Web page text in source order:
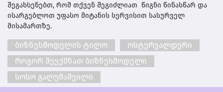
შეგახსენებთ, რომ თქვენ შეგიძლიათ წიგნი წინასწარ და
ისარგებლოთ უფასო მიტანის სერვისით სასურველ
მისამართზე.
ბიზნესმოდელის ტილო
ოსტერვალდერი
როგორ შევქმნათ ბიზნესმოდელი
სოსო გალუმაშვილი